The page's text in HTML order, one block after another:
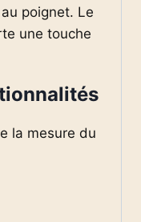
poignet. Le
une touche
la mesure du